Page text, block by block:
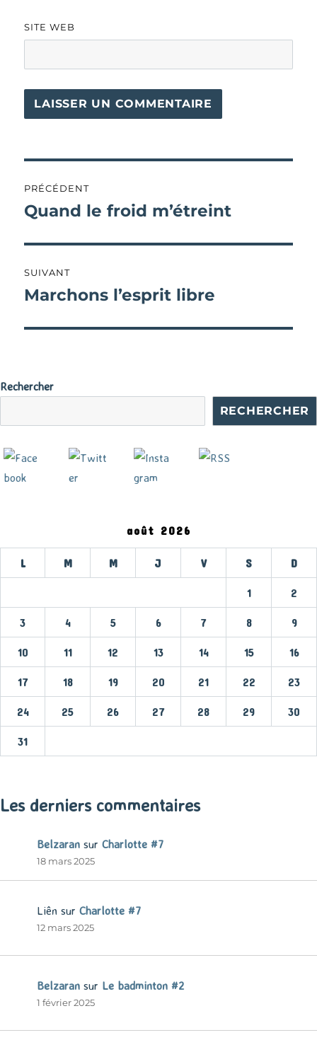
SITE WEB
de
PRÉCÉDENT
Publication
Quand le froid m’étreint
SUIVANT
Publication
Marchons l’esprit libre
Rechercher
RECHERCHER
août 2026
L M M J V S D
1 2
3 4 5 6 7 8 9
10 11 12 13 14 15 16
17 18 19 20 21 22 23
24 25 26 27 28 29 30
31
Les derniers commentaires
Belzaran sur Charlotte #7
18 mars 2025
Liên sur Charlotte #7
12 mars 2025
Belzaran sur Le badminton #2
1 février 2025